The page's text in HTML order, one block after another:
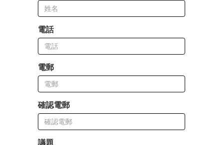
電話
電郵
確認電郵
議題